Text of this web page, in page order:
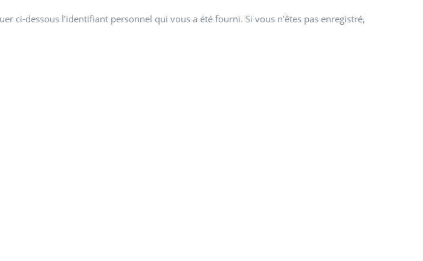
ci-dessous l’identifiant personnel qui vous a été fourni. Si vous n’êtes pas enregistré,